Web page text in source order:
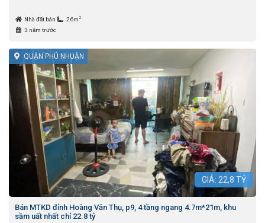
Nhà đất bán 26m 2
3 năm trước
QUẬN PHÚ NHUẬN
GIÁ: 22,8 TỶ
Bán MTKD đỉnh Hoàng Văn Thụ, p9, 4 tầng ngang 4.7m*21m, khu
sầm uất nhất chỉ 22.8 tỷ